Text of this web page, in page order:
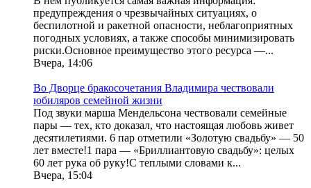
предупреждения о чрезвычайных ситуациях, о
беспилотной и ракетной опасности, неблагоприятных
погодных условиях, а также способы минимизировать
риски.Основное преимущество этого ресурса —...
Вчера, 14:06
Во Дворце бракосочетания Владимира чествовали
юбиляров семейной жизни
Под звуки марша Мендельсона чествовали семейные
пары — тех, кто доказал, что настоящая любовь живет
десятилетиями. 6 пар отметили «Золотую свадьбу» — 50
лет вместе!1 пара — «Бриллиантовую свадьбу»: целых
60 лет рука об руку!С теплыми словами к...
Вчера, 15:04